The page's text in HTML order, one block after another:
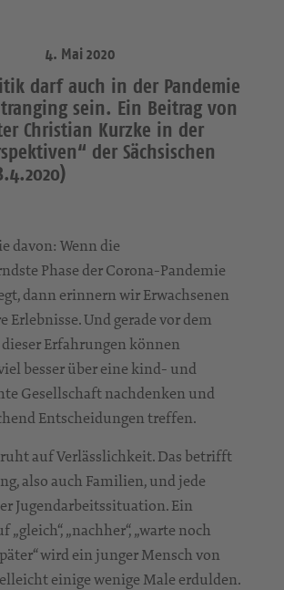
4. Mai 2020
darf auch in der Pandemie
sein. Ein Beitrag von
Christian Kurzke in der
der Sächsischen
davon: Wenn die
Phase der Corona-Pandemie
dann erinnern wir Erwachsenen
Erlebnisse. Und gerade vor dem
Erfahrungen können
besser über eine kind- und
Gesellschaft nachdenken und
Entscheidungen treffen.
auf Verlässlichkeit. Das betrifft
also auch Familien, und jede
Jugendarbeitssituation. Ein
„gleich“, „nachher“, „warte noch
wird ein junger Mensch von
einige wenige Male erdulden.